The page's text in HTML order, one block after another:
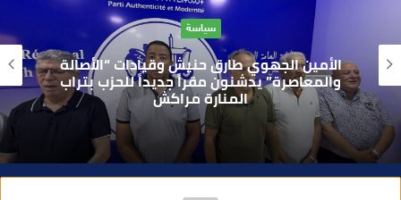
ا
ل
و
ي
ب
حوادث
بعد تداول فيديو يوثق العملية.. أمن مراكش
يطيح بقاصر مشتبه في تورطه في سرقة
مسلحة..